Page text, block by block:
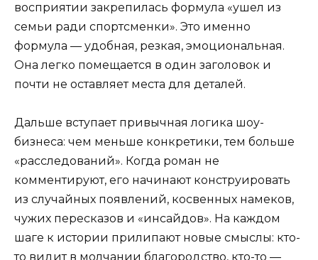
восприятии закрепилась формула «ушел из
семьи ради спортсменки». Это именно
формула — удобная, резкая, эмоциональная.
Она легко помещается в один заголовок и
почти не оставляет места для деталей.
Дальше вступает привычная логика шоу-
бизнеса: чем меньше конкретики, тем больше
«расследований». Когда роман не
комментируют, его начинают конструировать
из случайных появлений, косвенных намеков,
чужих пересказов и «инсайдов». На каждом
шаге к истории прилипают новые смыслы: кто-
то видит в молчании благородство, кто-то —